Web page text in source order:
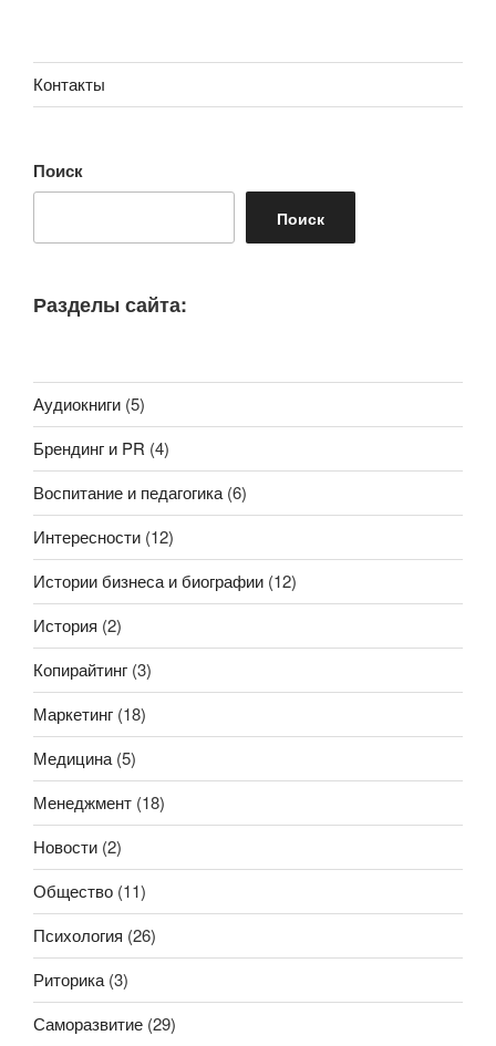
Контакты
Поиск
Поиск
Разделы сайта:
Аудиокниги (5)
Брендинг и PR (4)
Воспитание и педагогика (6)
Интересности (12)
Истории бизнеса и биографии (12)
История (2)
Копирайтинг (3)
Маркетинг (18)
Медицина (5)
Менеджмент (18)
Новости (2)
Общество (11)
Психология (26)
Риторика (3)
Саморазвитие (29)